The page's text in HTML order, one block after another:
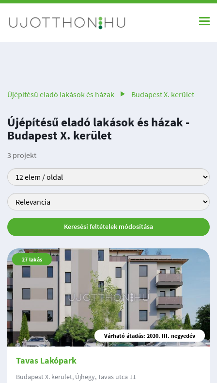
Újépítésű eladó lakások és házak Budapest X. kerület
Újépítésű eladó lakások és házak -
Budapest X. kerület
3 projekt
Keresési feltételek módosítása
27 lakás
Várható átadás: 2030. III. negyedév
Tavas Lakópark
Budapest X. kerület, Újhegy, Tavas utca 11